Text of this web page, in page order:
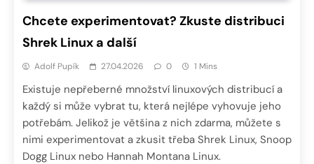
Chcete experimentovat? Zkuste distribuci
Shrek Linux a další
Adolf Pupík 27.04.2026 0 1 Mins
Existuje nepřeberné množství linuxových distribucí a
každý si může vybrat tu, která nejlépe vyhovuje jeho
potřebám. Jelikož je většina z nich zdarma, můžete s
nimi experimentovat a zkusit třeba Shrek Linux, Snoop
Dogg Linux nebo Hannah Montana Linux.